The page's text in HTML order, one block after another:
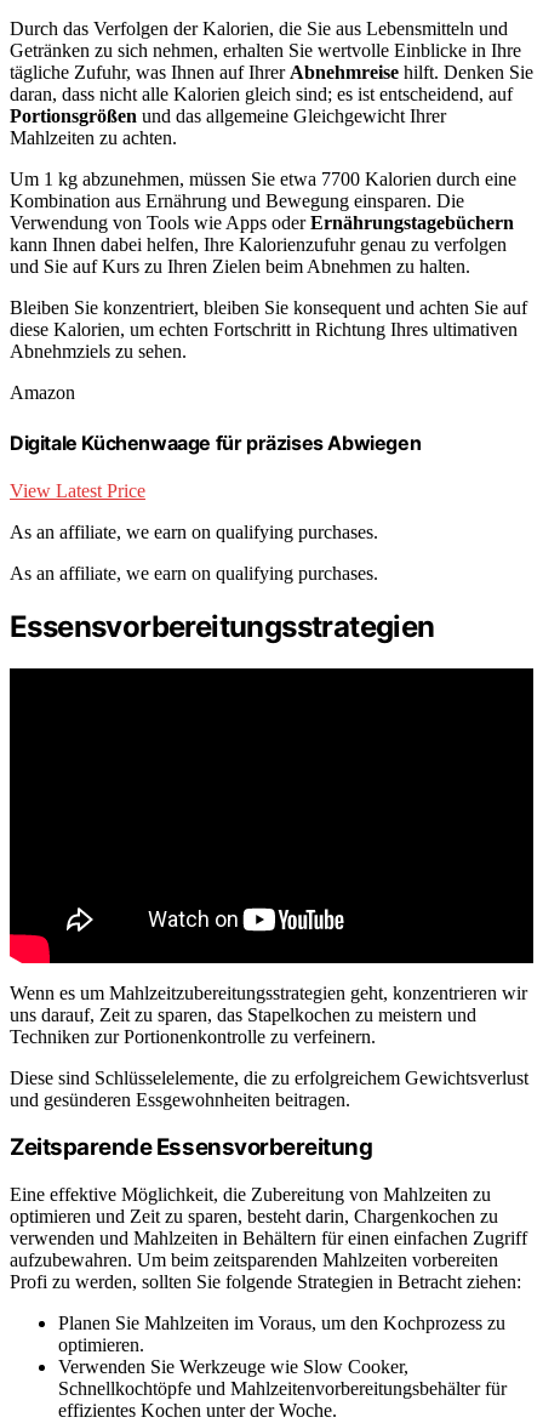
Durch das Verfolgen der Kalorien, die Sie aus Lebensmitteln und
Getränken zu sich nehmen, erhalten Sie wertvolle Einblicke in Ihre
tägliche Zufuhr, was Ihnen auf Ihrer Abnehmreise hilft. Denken Sie
daran, dass nicht alle Kalorien gleich sind; es ist entscheidend, auf
Portionsgrößen und das allgemeine Gleichgewicht Ihrer
Mahlzeiten zu achten.
Um 1 kg abzunehmen, müssen Sie etwa 7700 Kalorien durch eine
Kombination aus Ernährung und Bewegung einsparen. Die
Verwendung von Tools wie Apps oderErnährungstagebüchern
kann Ihnen dabei helfen, Ihre Kalorienzufuhr genau zu verfolgen
und Sie auf Kurs zu Ihren Zielen beim Abnehmen zu halten.
Bleiben Sie konzentriert, bleiben Sie konsequent und achten Sie auf
diese Kalorien, um echten Fortschritt in Richtung Ihres ultimativen
Abnehmziels zu sehen.
Amazon
Digitale Küchenwaage für präzises Abwiegen
View Latest Price
As an affiliate, we earn on qualifying purchases.
As an affiliate, we earn on qualifying purchases.
Essensvorbereitungsstrategien
Wenn es um Mahlzeitzubereitungsstrategien geht, konzentrieren wir
uns darauf, Zeit zu sparen, das Stapelkochen zu meistern und
Techniken zur Portionenkontrolle zu verfeinern.
Diese sind Schlüsselelemente, die zu erfolgreichem Gewichtsverlust
und gesünderen Essgewohnheiten beitragen.
Zeitsparende Essensvorbereitung
Eine effektive Möglichkeit, die Zubereitung von Mahlzeiten zu
optimieren und Zeit zu sparen, besteht darin, Chargenkochen zu
verwenden und Mahlzeiten in Behältern für einen einfachen Zugriff
aufzubewahren. Um beim zeitsparenden Mahlzeiten vorbereiten
Profi zu werden, sollten Sie folgende Strategien in Betracht ziehen:
Planen Sie Mahlzeiten im Voraus, um den Kochprozess zu
optimieren.
Verwenden Sie Werkzeuge wie Slow Cooker,
Schnellkochtöpfe und Mahlzeitenvorbereitungsbehälter für
effizientes Kochen unter der Woche.